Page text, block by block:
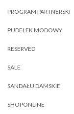
PROGRAM PARTNERSKI
PUDELEK MODOWY
RESERVED
SALE
SANDAŁU DAMSKIE
SHOPONLINE